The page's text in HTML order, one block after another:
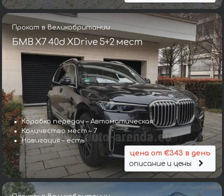
Прокат в Великобритании
БМВ X7 40d XDrive 5+2 мест
Коробка передач – Автоматическая
Количество мест – 7
Навигация – есть
цена от €343 в день
описание и цены